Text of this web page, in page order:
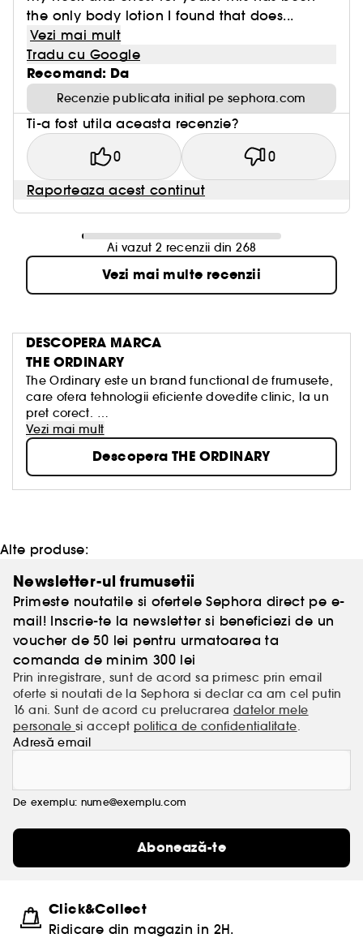
the only body lotion I found that does...
Vezi mai mult
Tradu cu Google
Recomand: Da
Recenzie publicata initial pe sephora.com
Ti-a fost utila aceasta recenzie?
0 0
Raporteaza acest continut
Ai vazut 2 recenzii din 268
Vezi mai multe recenzii
DESCOPERA MARCA
THE ORDINARY
The Ordinary este un brand functional de frumusete,
care ofera tehnologii eficiente dovedite clinic, la un
pret corect.
Integritatea este redusa in industria frumusetii. Unele
tehnologii "obisnuite" sunt inca prezentate ca fiind
revolutionare si oferite la preturi nejustificate, ceea
ce ii poate tulbura pe consumatori. The Ordinary
prezinta produse revolutionare, pentru o rutina de
Vezi mai mult
Descopera THE ORDINARY
Alte produse:
Newsletter-ul frumusetii
Primeste noutatile si ofertele Sephora direct pe e-
mail! Inscrie-te la newsletter si beneficiezi de un
voucher de 50 lei pentru urmatoarea ta
comanda de minim 300 lei
Prin inregistrare, sunt de acord sa primesc prin email
oferte si noutati de la Sephora si declar ca am cel putin
16 ani. Sunt de acord cu prelucrarea datelor mele
personalesi accept politica de confidentialitate.
Adresă email
De exemplu: nume@exemplu.com
Abonează-te
Click&Collect
Ridicare din magazin in 2H.